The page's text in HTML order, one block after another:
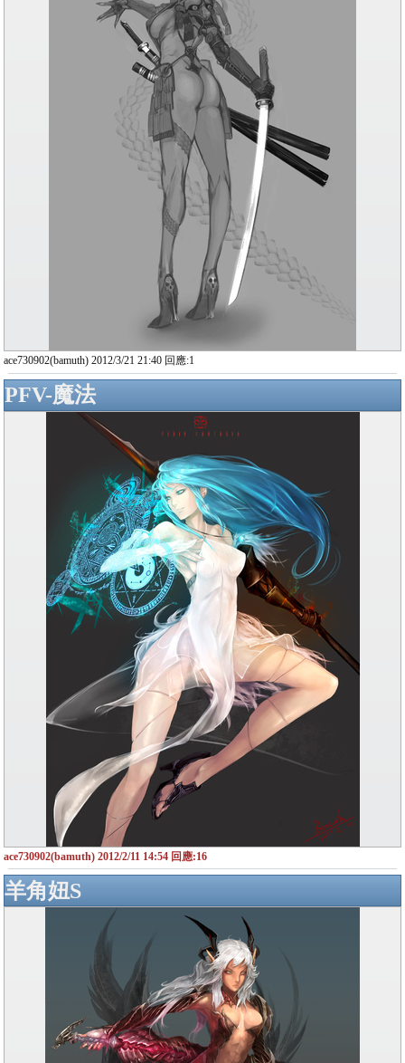
ace730902(bamuth) 2012/3/21 21:40 回應:1
PFV-魔法
ace730902(bamuth) 2012/2/11 14:54 回應:16
羊角妞S